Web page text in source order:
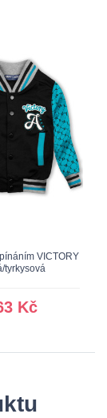
VICTORY
tyrkysová
Kč